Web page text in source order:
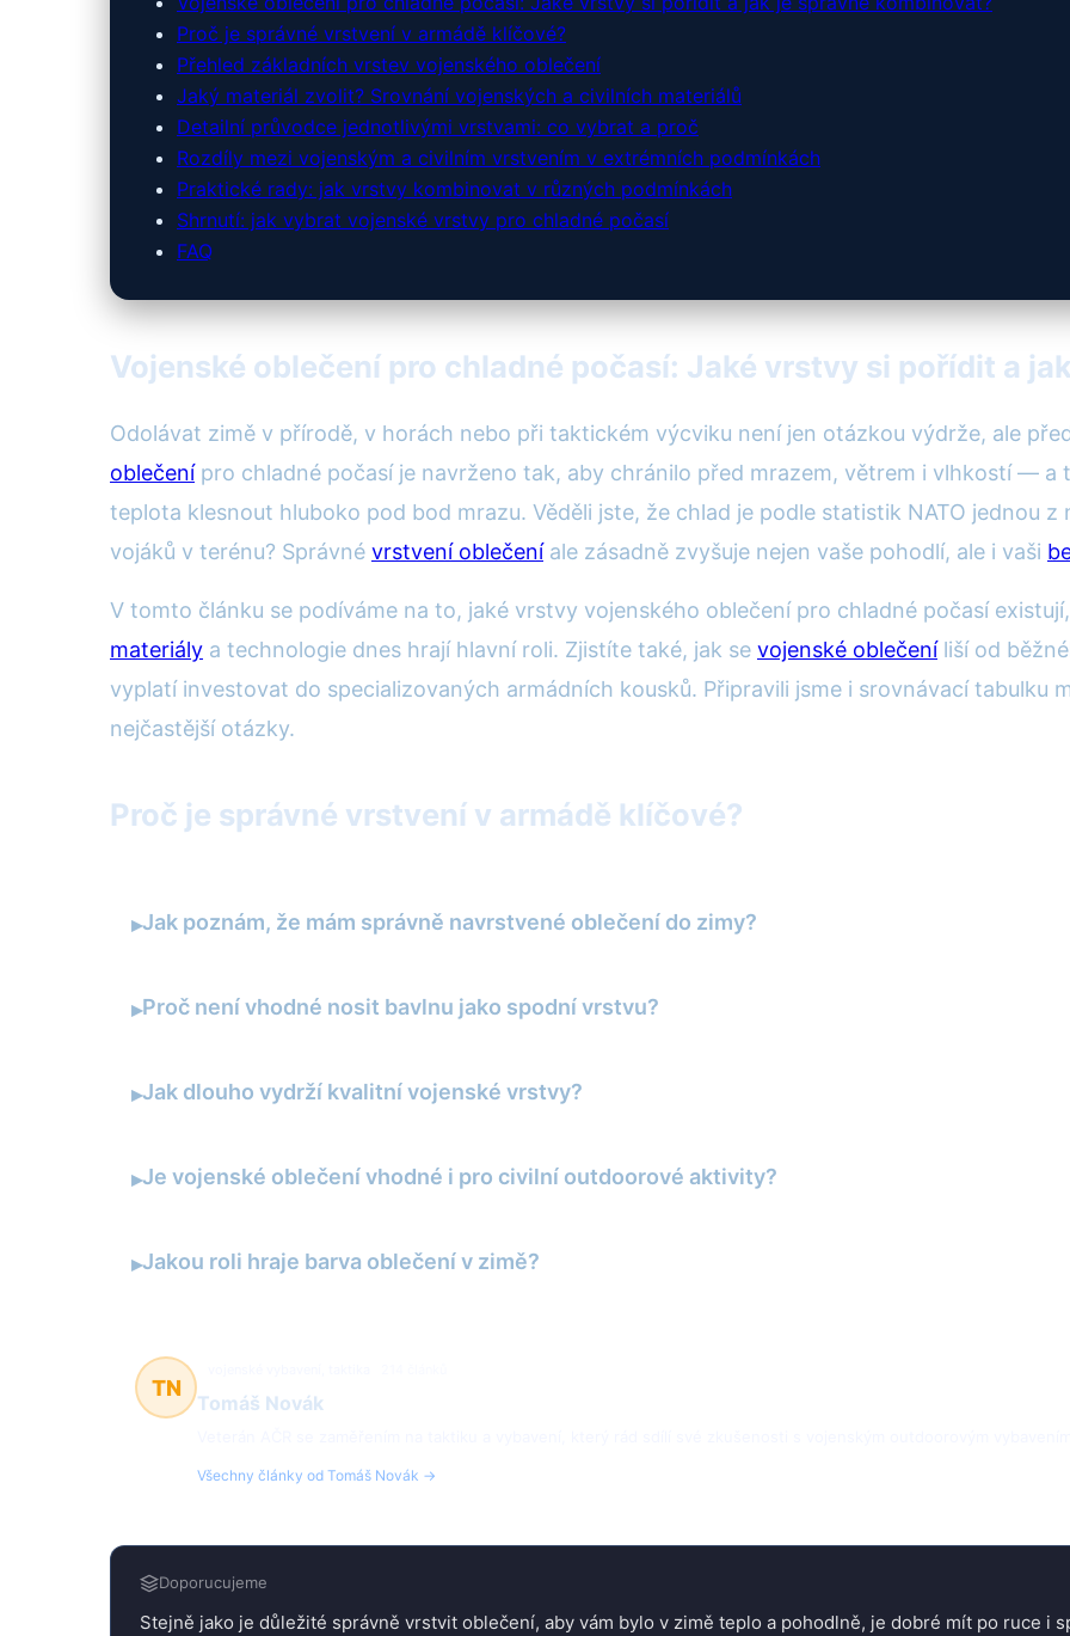
Proč je správné vrstvení v armádě klíčové?
Přehled základních vrstev vojenského oblečení
Jaký materiál zvolit? Srovnání vojenských a civilních materiálů
Detailní průvodce jednotlivými vrstvami: co vybrat a proč
Rozdíly mezi vojenským a civilním vrstvením v extrémních podmínkách
Praktické rady: jak vrstvy kombinovat v různých podmínkách
Shrnutí: jak vybrat vojenské vrstvy pro chladné počasí
FAQ
Vojenské oblečení pro chladné počasí: Jaké vrstvy si pořídit a
Odolávat zimě v přírodě, v horách nebo při taktickém výcviku není jen otázkou výdrže, ale
oblečenípro chladné počasí je navrženo tak, aby chránilo před mrazem, větrem i vlhkostí — a
teplota klesnout hluboko pod bod mrazu. Věděli jste, že chlad je podle statistik NATO jednou
vojáků v terénu? Správné vrstvení oblečeníale zásadně zvyšuje nejen vaše pohodlí, ale i vaši
V tomto článku se podíváme na to, jaké vrstvy vojenského oblečení pro chladné počasí
materiály a technologie dnes hrají hlavní roli. Zjistíte také, jak se vojenské oblečeníliší od
vyplatí investovat do specializovaných armádních kousků. Připravili jsme i srovnávací tabulku
nejčastější otázky.
Proč je správné vrstvení v armádě klíčové?
▸Jak poznám, že mám správně navrstvené oblečení do zimy?
▸Proč není vhodné nosit bavlnu jako spodní vrstvu?
▸Jak dlouho vydrží kvalitní vojenské vrstvy?
▸Je vojenské oblečení vhodné i pro civilní outdoorové aktivity?
▸Jakou roli hraje barva oblečení v zimě?
TN
Tomáš Novák
Všechny články od Tomáš Novák →
Doporucujeme
Stejně jako je důležité správně vrstvit oblečení, aby vám bylo v zimě teplo a pohodlně, je dobré mít po ruce i